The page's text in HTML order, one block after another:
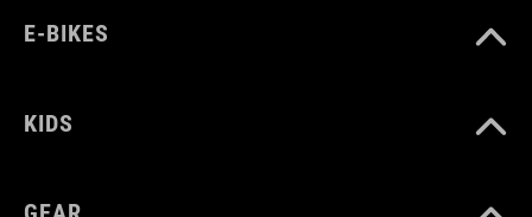
E-BIKES
KIDS